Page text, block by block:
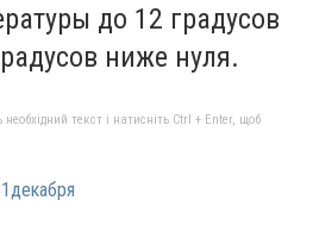
до 12 градусов
ниже нуля.
текст і натисніть Ctrl + Enter, щоб